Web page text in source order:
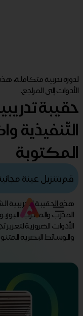
لدورة تدربية متكاملة،
الأدوات إلى المراجع.
حقيبة
التّنفيذية
المكتوبة
قم بتنزيل عينة
هذه الحقيبة
المدرب والمتدرب،
الأدوات الضرورية
والوسائط البصرية